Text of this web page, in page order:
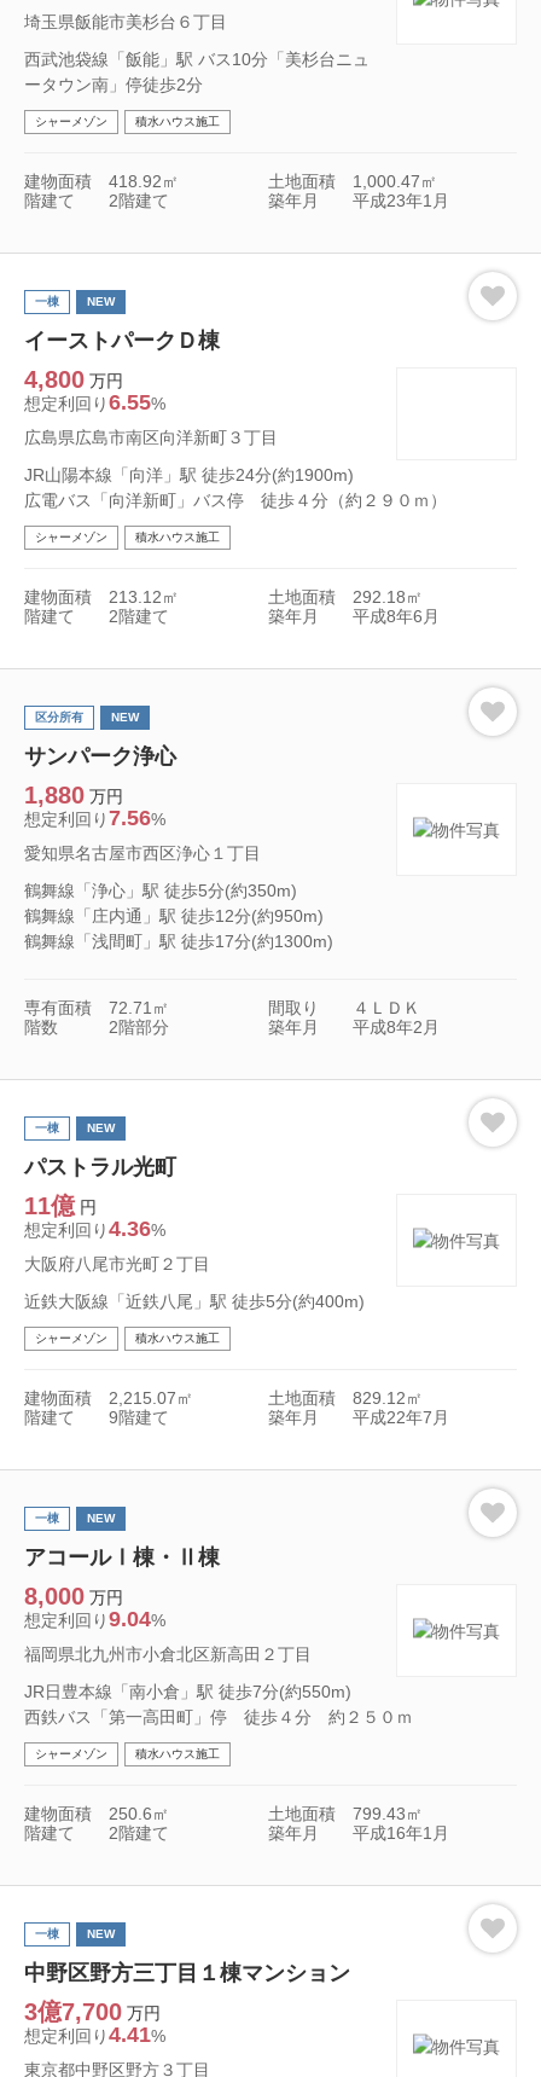
埼玉県飯能市美杉台６丁目
西武池袋線「飯能」駅 バス10分「美杉台ニュ
ータウン南」停徒歩2分
シャーメゾン 積水ハウス施工
建物面積 418.92㎡ 土地面積
1,000.47㎡
階建て
2階建て 築年月 平成23年1月
イーストパークＤ棟
一棟 NEW
4,800 万円
想定利回り6.55%
広島県広島市南区向洋新町３丁目
JR山陽本線「向洋」駅 徒歩24分(約1900m)
広電バス「向洋新町」バス停 徒歩４分（約２９０ｍ）
シャーメゾン 積水ハウス施工
建物面積 213.12㎡ 土地面積
292.18㎡
階建て
2階建て 築年月 平成8年6月
サンパーク浄心
区分所有 NEW
1,880 万円
想定利回り7.56%
愛知県名古屋市西区浄心１丁目
鶴舞線「浄心」駅 徒歩5分(約350m)
鶴舞線「庄内通」駅 徒歩12分(約950m)
鶴舞線「浅間町」駅 徒歩17分(約1300m)
専有面積 72.71㎡ 間取り
４ＬＤＫ
階数
2階部分 築年月 平成8年2月
パストラル光町
一棟 NEW
11億 円
想定利回り4.36%
大阪府八尾市光町２丁目
近鉄大阪線「近鉄八尾」駅 徒歩5分(約400m)
シャーメゾン 積水ハウス施工
建物面積 2,215.07㎡ 土地面積
829.12㎡
階建て
9階建て 築年月 平成22年7月
アコールⅠ棟・Ⅱ棟
一棟 NEW
8,000 万円
想定利回り9.04%
福岡県北九州市小倉北区新高田２丁目
JR日豊本線「南小倉」駅 徒歩7分(約550m)
西鉄バス「第一高田町」停 徒歩４分 約２５０ｍ
シャーメゾン 積水ハウス施工
建物面積 250.6㎡ 土地面積
799.43㎡
階建て
2階建て 築年月 平成16年1月
中野区野方三丁目１棟マンション
一棟 NEW
3億7,700 万円
想定利回り4.41%
東京都中野区野方３丁目